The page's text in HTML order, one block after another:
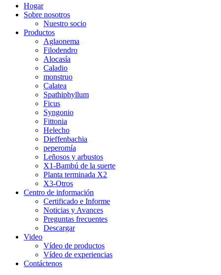
Hogar
Sobre nosotros
Nuestro socio
Productos
Aglaonema
Filodendro
Alocasía
Caladio
monstruo
Calatea
Spathiphyllum
Ficus
Syngonio
Fittonia
Helecho
Dieffenbachia
peperomía
Leñosos y arbustos
X1-Bambú de la suerte
Planta terminada X2
X3-Otros
Centro de información
Certificado e Informe
Noticias y Avances
Preguntas frecuentes
Descargar
Video
Vídeo de productos
Vídeo de experiencias
Contáctenos